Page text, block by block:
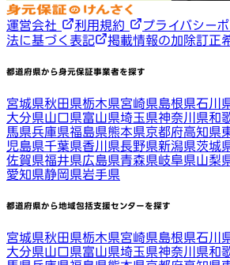
運営会社 利用規約 プライバシー
法に基づく表記
掲載情報の加除訂正
都道府県から身元保証事業者を探す
宮城県秋田県栃木県宮崎県島根県石川
大分県山口県富山県埼玉県神奈川県和
馬県兵庫県福島県熊本県京都府高知県
児島県千葉県香川県長野県新潟県茨城
佐賀県福井県広島県青森県岐阜県山梨
愛知県静岡県岩手県
都道府県から地域包括支援センターを探す
宮城県秋田県栃木県宮崎県島根県石川
大分県山口県富山県埼玉県神奈川県和